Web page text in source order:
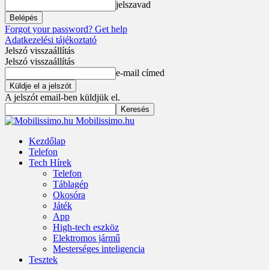
jelszavad
Forgot your password? Get help
Adatkezelési tájékoztató
Jelszó visszaállítás
Jelszó visszaállítás
e-mail címed
A jelszót email-ben küldjük el.
Mobilissimo.hu
Kezdőlap
Telefon
Tech Hírek
Telefon
Táblagép
Okosóra
Játék
App
High-tech eszköz
Elektromos jármű
Mesterséges inteligencia
Tesztek